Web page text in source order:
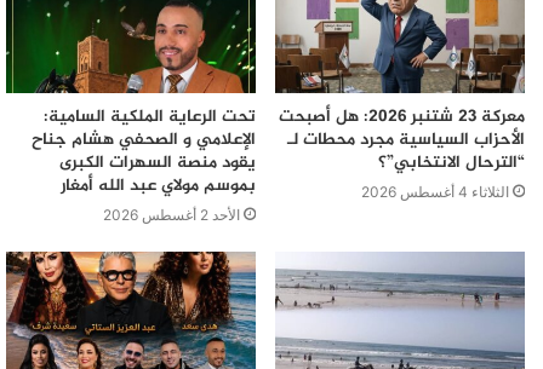
معركة 23 شتنبر 2026: هل أصبحت
الأحزاب السياسية مجرد محطات لـ
“الترحال الانتخابي”؟
الثلاثاء 4 أغسطس 2026
تحت الرعاية الملكية السامية:
الإعلامي و الصحفي هشام جناح
يقود منصة السهرات الكبرى
بموسم مولاي عبد الله أمغار
الأحد 2 أغسطس 2026